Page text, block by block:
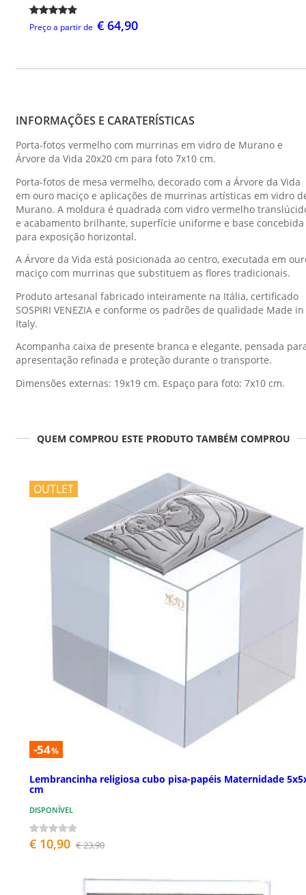
Preço a partir de € 64,90
INFORMAÇÕES E CARATERÍSTICAS
Porta-fotos vermelho com murrinas em vidro de Murano e
Árvore da Vida 20x20 cm para foto 7x10 cm.
Porta-fotos de mesa vermelho, decorado com a Árvore da Vida
em ouro maciço e aplicações de murrinas artísticas em vidro
Murano. A moldura é quadrada com vidro vermelho
e acabamento brilhante, superfície uniforme e base concebida
para exposição horizontal.
A Árvore da Vida está posicionada ao centro, executada em
maciço com murrinas que substituem as flores tradicionais.
Produto artesanal fabricado inteiramente na Itália, certificado
SOSPIRI VENEZIA e conforme os padrões de qualidade Made in
Italy.
Acompanha caixa de presente branca e elegante, pensada
apresentação refinada e proteção durante o transporte.
Dimensões externas: 19x19 cm. Espaço para foto: 7x10 cm.
QUEM COMPROU ESTE PRODUTO TAMBÉM COMPROU
OUTLET
-54%
Lembrancinha religiosa cubo pisa-papéis Maternidade
cm
DISPONÍVEL
€ 10,90 € 23,90